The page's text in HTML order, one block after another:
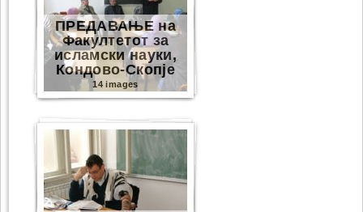
ПРЕДАВАЊЕ на
Факултетот за
исламски науки,
Кондово-Скопје
14 images